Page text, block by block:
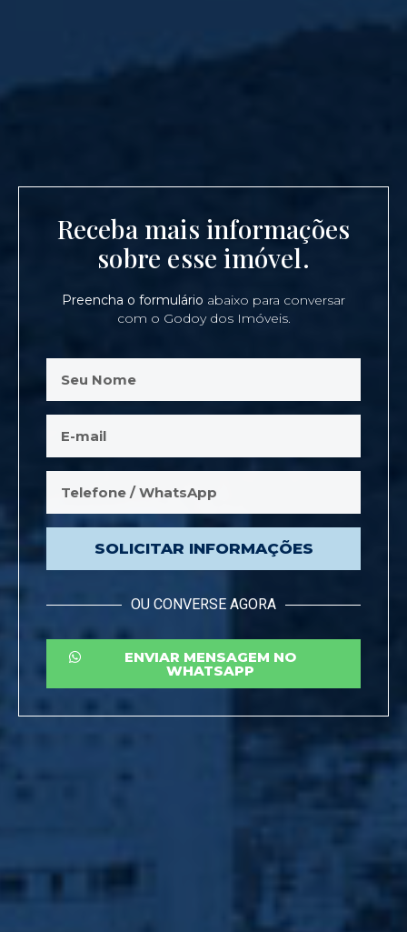
Receba mais informações
sobre esse imóvel.
Preencha o formulário abaixo para conversar
com o Godoy dos Imóveis.
SOLICITAR INFORMAÇÕES
OU CONVERSE AGORA
ENVIAR MENSAGEM NO
WHATSAPP